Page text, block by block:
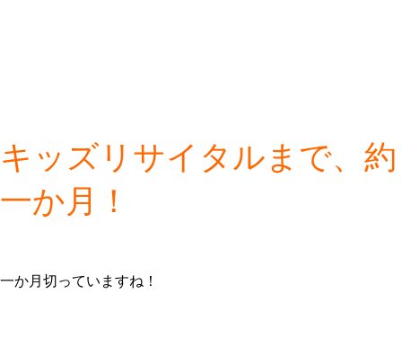
キッズリサイタルまで、約
一か月！
一か月切っていますね！